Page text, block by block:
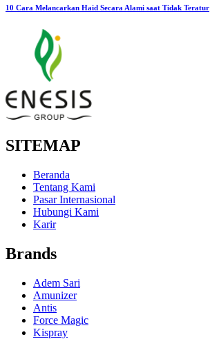
10 Cara Melancarkan Haid Secara Alami saat Tidak Teratur
SITEMAP
Beranda
Tentang Kami
Pasar Internasional
Hubungi Kami
Karir
Brands
Adem Sari
Amunizer
Antis
Force Magic
Kispray